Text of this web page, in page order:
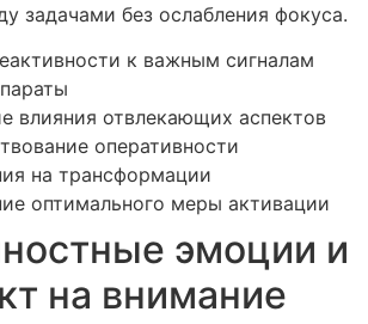
задачами без ослабления фокуса.
к важным сигналам
влияния отвлекающих аспектов
оперативности
на трансформации
оптимального меры активации
эмоции и
на внимание